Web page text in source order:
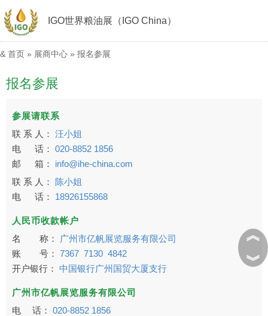
IGO世界粮油展（IGO China）
& 首页 » 展商中心 » 报名参展
报名参展
参展请联系
联 系 人： 汪小姐
电 话： 020-8852 1856
邮 箱：
info@ihe-china.com
联 系 人：
陈小姐
电 话：
18926155868
人民币收款帐户
名 称：
广州市亿帆展览服务有限公司
账 号： 7367 7130 4842
开户银行： 中国银行广州国贸大厦支行
广州市亿帆展览服务有限公司
电 话： 020-8852 1856
︽
︾